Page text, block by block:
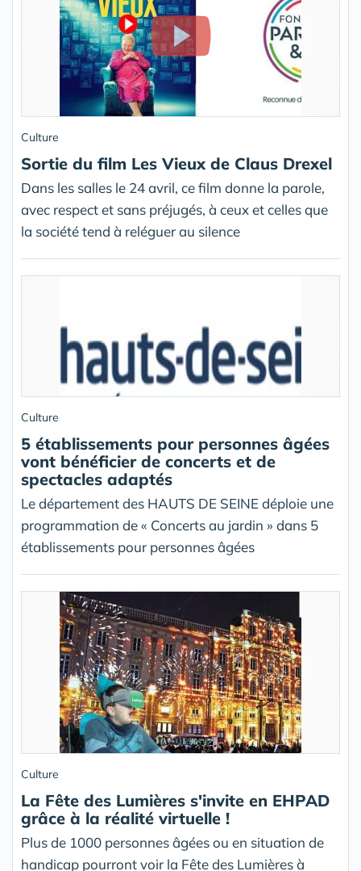
Culture
Sortie du film Les Vieux de Claus Drexel
Dans les salles le 24 avril, ce film donne la parole,
avec respect et sans préjugés, à ceux et celles que
la société tend à reléguer au silence
Culture
5 établissements pour personnes âgées
vont bénéficier de concerts et de
spectacles adaptés
Le département des HAUTS DE SEINE déploie une
programmation de « Concerts au jardin » dans 5
établissements pour personnes âgées
Culture
La Fête des Lumières s'invite en EHPAD
grâce à la réalité virtuelle !
Plus de 1000 personnes âgées ou en situation de
handicap pourront voir la Fête des Lumières à